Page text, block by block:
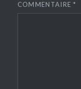
COMMENTAIRE*